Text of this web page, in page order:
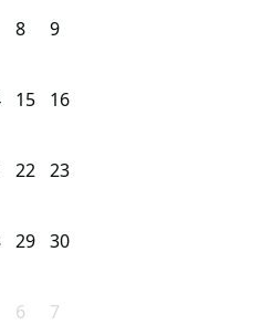
8 9
15 16
22 23
29 30
6 7